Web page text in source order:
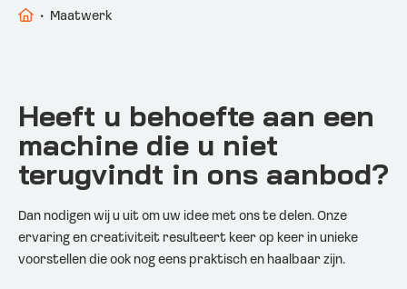
• Maatwerk
Heeft u behoefte aan een
machine die u niet
terugvindt in ons aanbod?
Dan nodigen wij u uit om uw idee met ons te delen. Onze
ervaring en creativiteit resulteert keer op keer in unieke
voorstellen die ook nog eens praktisch en haalbaar zijn.